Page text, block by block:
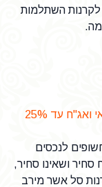
בהשוואה לקרנות השתלמות
קרן השתלמות - אשראי ואג"ח עד 25%
לנכסים
סחיר ושאינו סחיר,
סל אשר מירב